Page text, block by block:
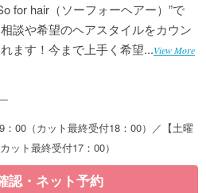
for hair（ソーフォーヘアー）”で
談や希望のヘアスタイルをカウン
ます！今まで上手く希望...View More
：00（カット最終受付18：00）／【土曜
ット最終受付17：00）
認・ネット予約